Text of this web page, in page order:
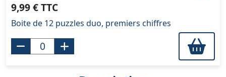
9,99 € TTC
Boite de 12 puzzles duo, premiers chiffres